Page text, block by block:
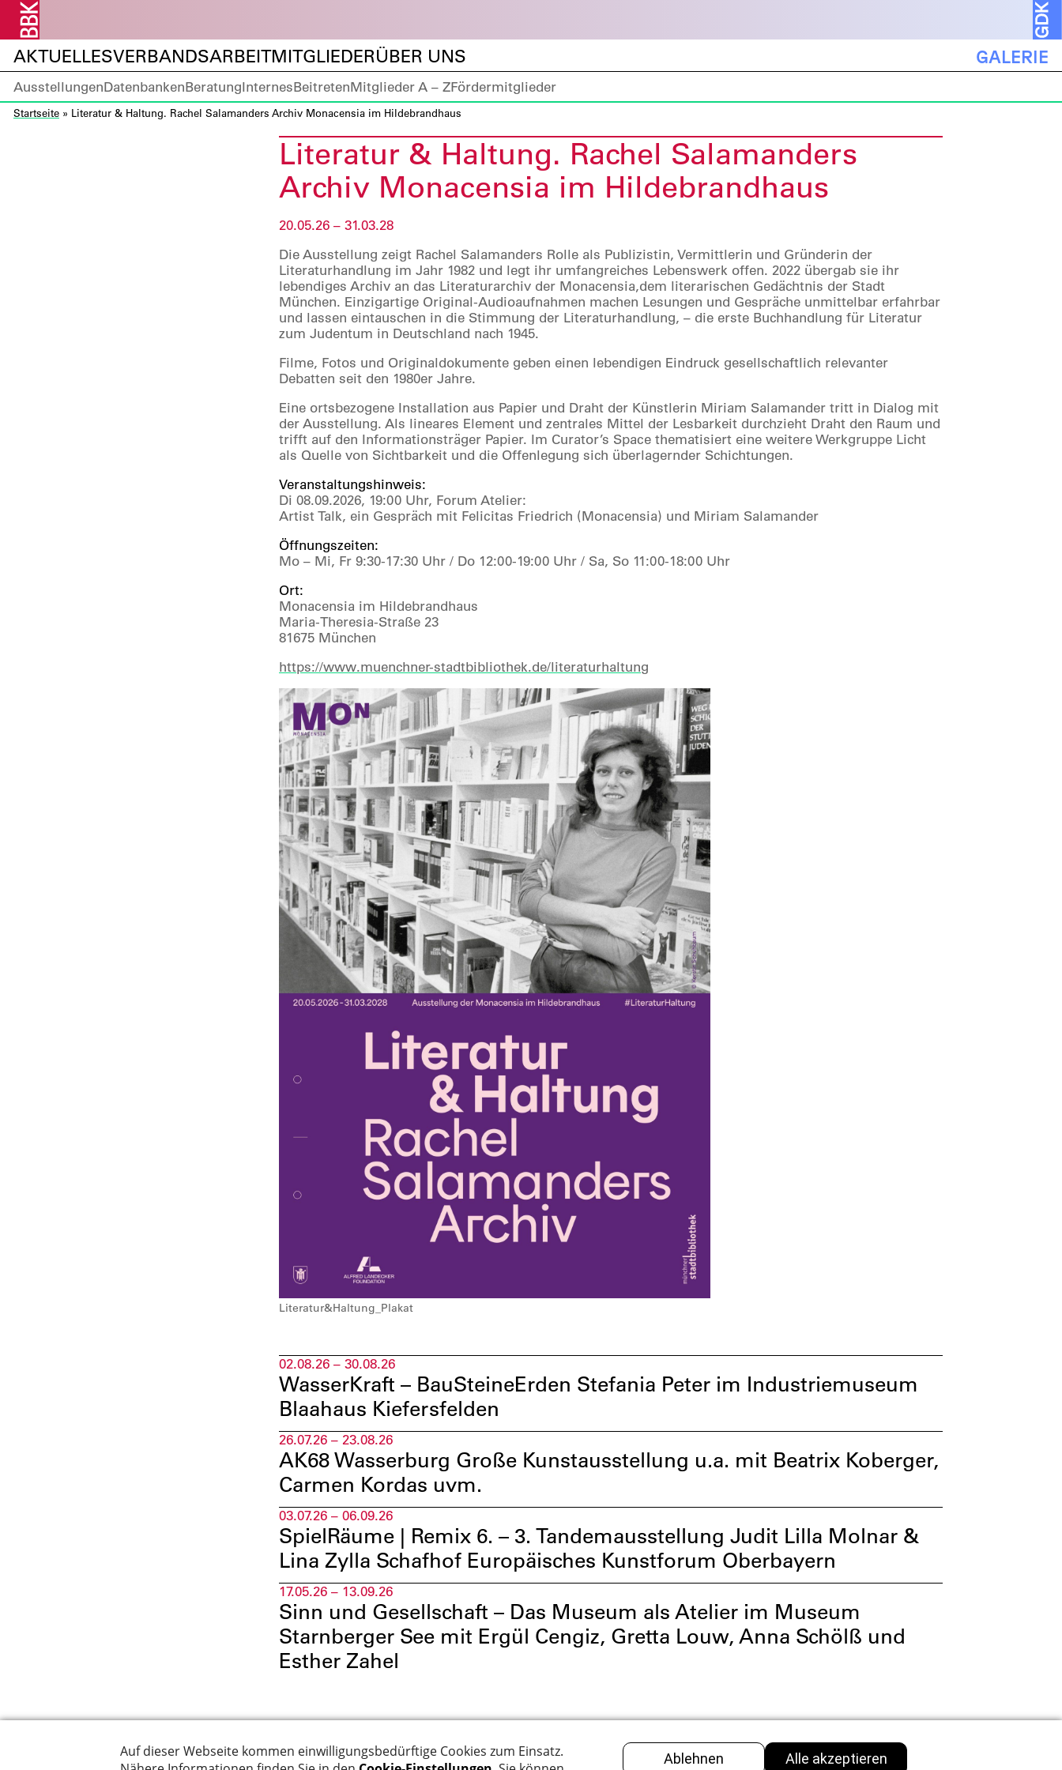
AKTUELLESVERBANDSARBEITMITGLIEDERÜBER UNS GALERIE
AusstellungenDatenbankenBeratungInternesBeitretenMitglieder A – ZFördermitglieder
Startseite » Literatur & Haltung. Rachel Salamanders Archiv Monacensia im Hildebrandhaus
Literatur & Haltung. Rachel Salamanders
Archiv Monacensia im Hildebrandhaus
20.05.26 – 31.03.28
Die Ausstellung zeigt Rachel Salamanders Rolle als Publizistin, Vermittlerin und Gründerin der
Literaturhandlung im Jahr 1982 und legt ihr umfangreiches Lebenswerk offen. 2022 übergab sie ihr
lebendiges Archiv an das Literaturarchiv der Monacensia,dem literarischen Gedächtnis der Stadt
München. Einzigartige Original-Audioaufnahmen machen Lesungen und Gespräche unmittelbar erfahrbar
und lassen eintauschen in die Stimmung der Literaturhandlung, – die erste Buchhandlung für Literatur
zum Judentum in Deutschland nach 1945.
Filme, Fotos und Originaldokumente geben einen lebendigen Eindruck gesellschaftlich relevanter
Debatten seit den 1980er Jahre.
Eine ortsbezogene Installation aus Papier und Draht der Künstlerin Miriam Salamander tritt in Dialog mit
der Ausstellung. Als lineares Element und zentrales Mittel der Lesbarkeit durchzieht Draht den Raum und
trifft auf den Informationsträger Papier. Im Curator’s Space thematisiert eine weitere Werkgruppe Licht
als Quelle von Sichtbarkeit und die Offenlegung sich überlagernder Schichtungen.
Veranstaltungshinweis:
Di 08.09.2026, 19:00 Uhr, Forum Atelier:
Artist Talk, ein Gespräch mit Felicitas Friedrich (Monacensia) und Miriam Salamander
Öffnungszeiten:
Mo – Mi, Fr 9:30-17:30 Uhr / Do 12:00-19:00 Uhr / Sa, So 11:00-18:00 Uhr
Ort:
Monacensia im Hildebrandhaus
Maria-Theresia-Straße 23
81675 München
https://www.muenchner-stadtbibliothek.de/literaturhaltung
Literatur&Haltung_Plakat
02.08.26 – 30.08.26
WasserKraft – BauSteineErden Stefania Peter im Industriemuseum
Blaahaus Kiefersfelden
26.07.26 – 23.08.26
AK68 Wasserburg Große Kunstausstellung u.a. mit Beatrix Koberger,
Carmen Kordas uvm.
03.07.26 – 06.09.26
SpielRäume | Remix 6. – 3. Tandemausstellung Judit Lilla Molnar &
Lina Zylla Schafhof Europäisches Kunstforum Oberbayern
17.05.26 – 13.09.26
Sinn und Gesellschaft – Das Museum als Atelier im Museum
Starnberger See mit Ergül Cengiz, Gretta Louw, Anna Schölß und
Esther Zahel